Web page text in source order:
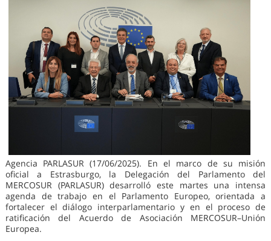
Agencia PARLASUR (17/06/2025). En el marco de su misión
oficial a Estrasburgo, la Delegación del Parlamento del
MERCOSUR (PARLASUR) desarrolló este martes una intensa
agenda de trabajo en el Parlamento Europeo, orientada a
fortalecer el diálogo interparlamentario y en el proceso de
ratificación del Acuerdo de Asociación MERCOSUR–Unión
Europea.